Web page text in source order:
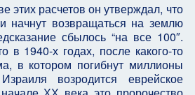
этих расчетов он утверждал, что
начнут возвращаться на землю
сбылось “на все 100″.
в 1940-х годах, после какого-то
в котором погибнут миллионы
возродится еврейское